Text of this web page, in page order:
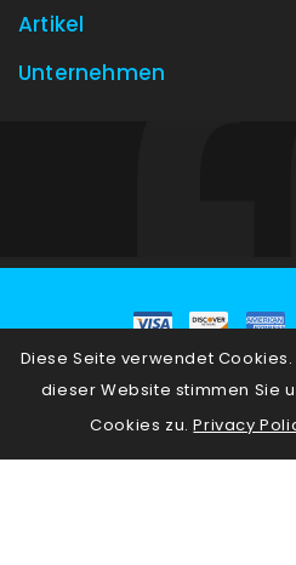
Artikel
Unternehmen
Diese Seite verwendet
dieser Website stimmen Sie
Cookies zu. Privacy
© 2026 - E-Commerce-